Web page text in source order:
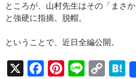
ところが、山村先生はその「まさ
と強硬に指摘。脱帽。
ということで、近日全編公開。
X
F
Pi Li
C
H